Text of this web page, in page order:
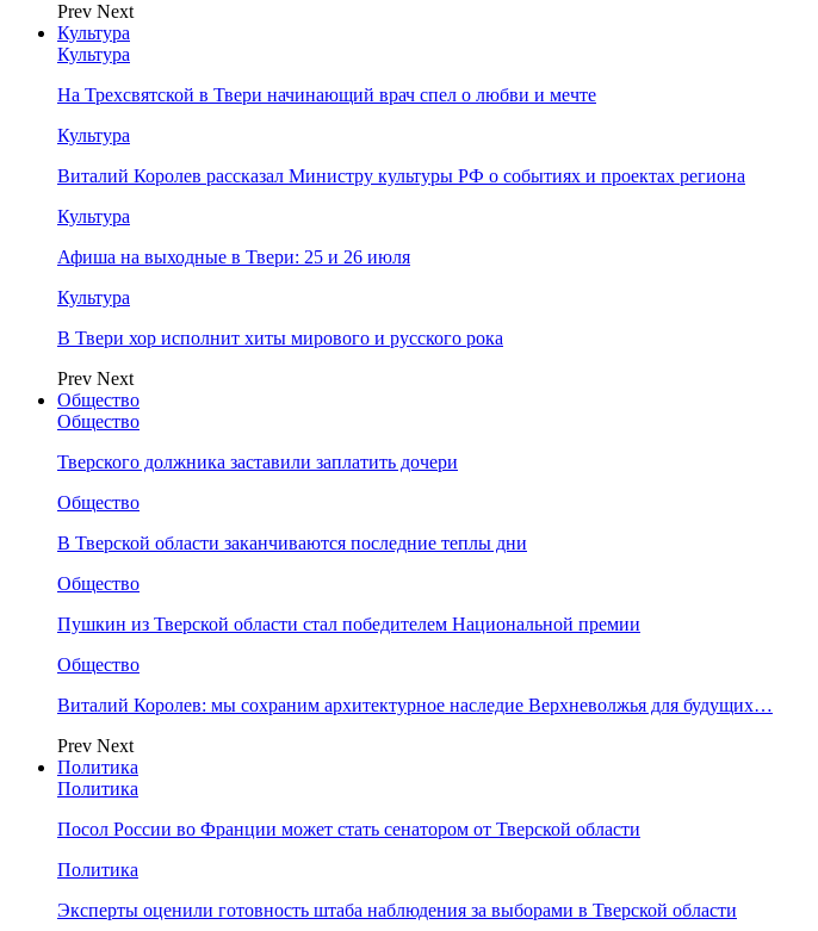
Prev Next
Культура
Культура
На Трехсвятской в Твери начинающий врач спел о любви и мечте
Культура
Виталий Королев рассказал Министру культуры РФ о событиях и проектах региона
Культура
Афиша на выходные в Твери: 25 и 26 июля
Культура
В Твери хор исполнит хиты мирового и русского рока
Prev Next
Общество
Общество
Тверского должника заставили заплатить дочери
Общество
В Тверской области заканчиваются последние теплы дни
Общество
Пушкин из Тверской области стал победителем Национальной премии
Общество
Виталий Королев: мы сохраним архитектурное наследие Верхневолжья для будущих…
Prev Next
Политика
Политика
Посол России во Франции может стать сенатором от Тверской области
Политика
Эксперты оценили готовность штаба наблюдения за выборами в Тверской области